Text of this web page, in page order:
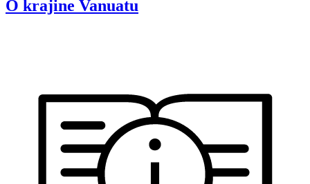
O krajine Vanuatu